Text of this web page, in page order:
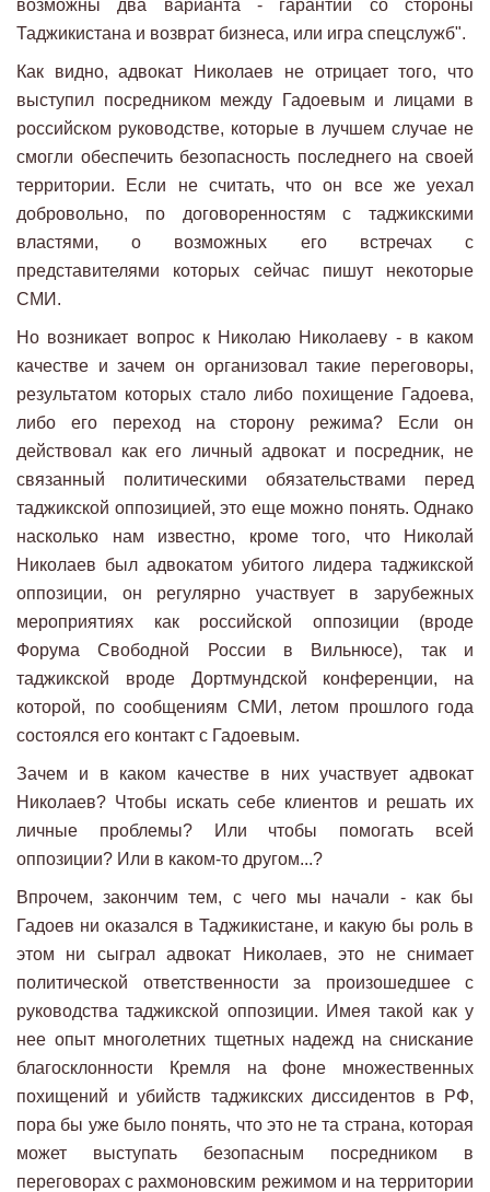
возможны два варианта - гарантии со стороны
Таджикистана и возврат бизнеса, или игра спецслужб".
Как видно, адвокат Николаев не отрицает того, что
выступил посредником между Гадоевым и лицами в
российском руководстве, которые в лучшем случае не
смогли обеспечить безопасность последнего на своей
территории. Если не считать, что он все же уехал
добровольно, по договоренностям с таджикскими
властями, о возможных его встречах с
представителями которых сейчас пишут некоторые
СМИ.
Но возникает вопрос к Николаю Николаеву - в каком
качестве и зачем он организовал такие переговоры,
результатом которых стало либо похищение Гадоева,
либо его переход на сторону режима? Если он
действовал как его личный адвокат и посредник, не
связанный политическими обязательствами перед
таджикской оппозицией, это еще можно понять. Однако
насколько нам известно, кроме того, что Николай
Николаев был адвокатом убитого лидера таджикской
оппозиции, он регулярно участвует в зарубежных
мероприятиях как российской оппозиции (вроде
Форума Свободной России в Вильнюсе), так и
таджикской вроде Дортмундской конференции, на
которой, по сообщениям СМИ, летом прошлого года
состоялся его контакт с Гадоевым.
Зачем и в каком качестве в них участвует адвокат
Николаев? Чтобы искать себе клиентов и решать их
личные проблемы? Или чтобы помогать всей
оппозиции? Или в каком-то другом...?
Впрочем, закончим тем, с чего мы начали - как бы
Гадоев ни оказался в Таджикистане, и какую бы роль в
этом ни сыграл адвокат Николаев, это не снимает
политической ответственности за произошедшее с
руководства таджикской оппозиции. Имея такой как у
нее опыт многолетних тщетных надежд на снискание
благосклонности Кремля на фоне множественных
похищений и убийств таджикских диссидентов в РФ,
пора бы уже было понять, что это не та страна, которая
может выступать безопасным посредником в
переговорах с рахмоновским режимом и на территории